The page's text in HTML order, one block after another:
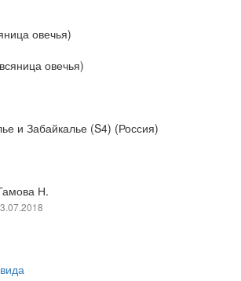
овечья)
овечья)
и Забайкалье (S4) (Россия)
Н.